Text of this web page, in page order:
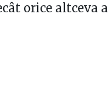
orice altceva